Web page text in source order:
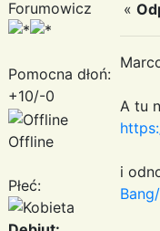
Forumowicz
Pomocna dłoń:
+10/-0
Offline
Płeć:
«
A tu
i